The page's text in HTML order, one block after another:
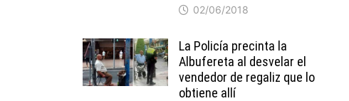
02/06/2018
La Policía precinta la
Albufereta al desvelar el
vendedor de regaliz que lo
obtiene allí